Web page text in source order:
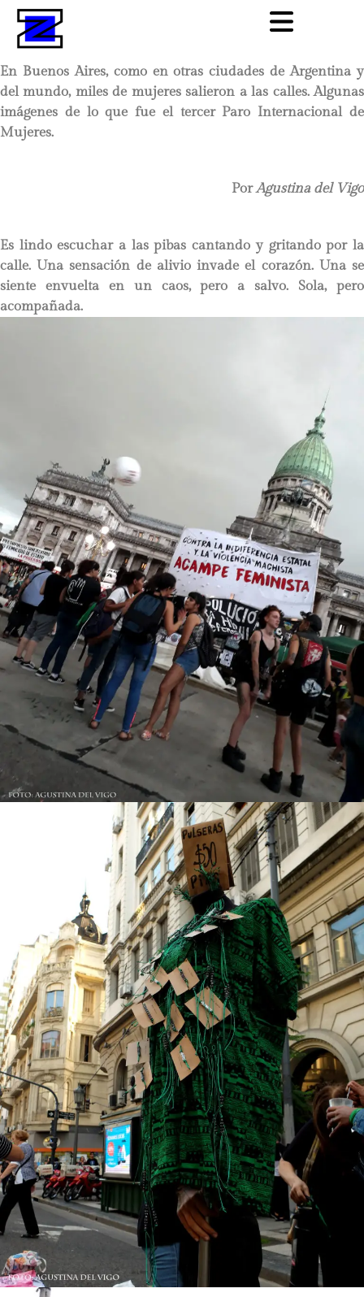
En Buenos Aires, como en otras ciudades de Argentina y
del mundo, miles de mujeres salieron a las calles. Algunas
imágenes de lo que fue el tercer Paro Internacional de
Mujeres.
PorAgustina del Vigo
Es lindo escuchar a las pibas cantando y gritando por la
calle. Una sensación de alivio invade el corazón. Una se
siente envuelta en un caos, pero a salvo. Sola, pero
acompañada.